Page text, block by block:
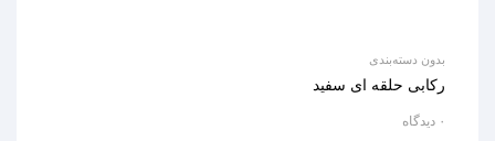
بدون دسته‌بندی
رکابی حلقه ای سفید
۰ دیدگاه